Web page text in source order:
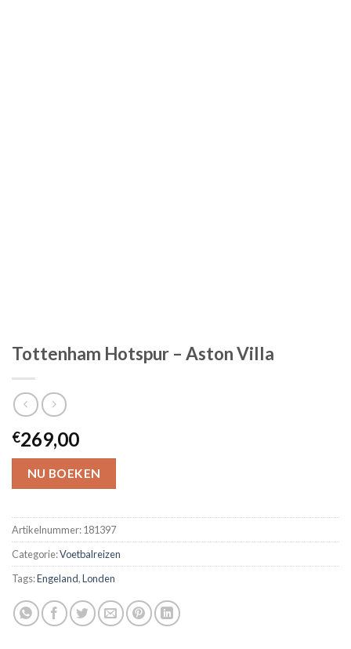
Tottenham Hotspur – Aston Villa
€269,00
NU BOEKEN
Artikelnummer:181397
Categorie:Voetbalreizen
Tags:Engeland,Londen